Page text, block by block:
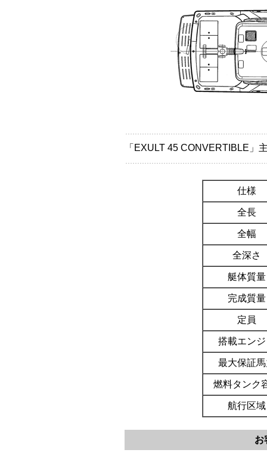
「EXULT 45 CONVERTIBLE」
仕様
全長
全幅
全深さ
艇体質量
完成質量
定員
搭載エン
最大保証
燃料タンク
航行区域
お